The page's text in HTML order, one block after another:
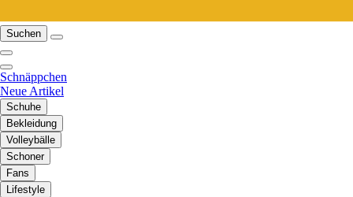
Suchen
Schnäppchen
Neue Artikel
Schuhe
Bekleidung
Volleybälle
Schoner
Fans
Lifestyle